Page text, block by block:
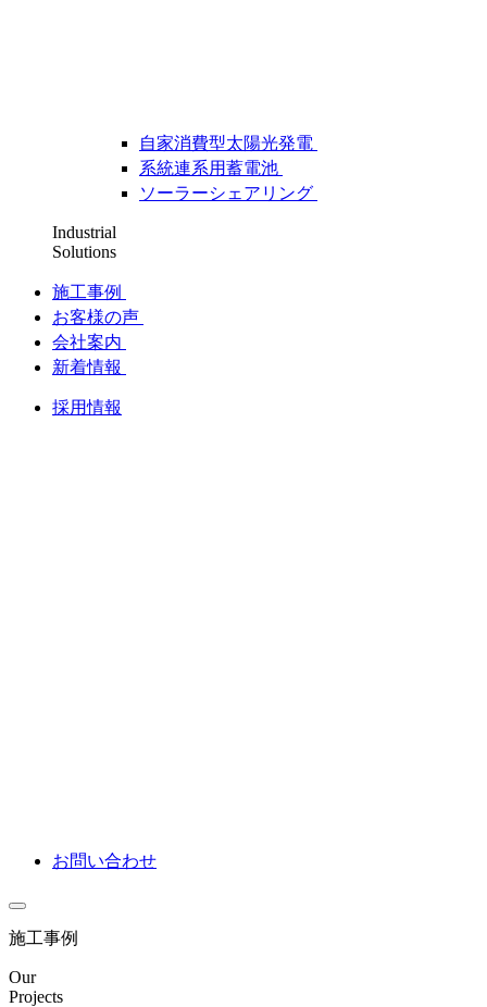
自家消費型太陽光発電
系統連系用蓄電池
ソーラーシェアリング
Industrial
Solutions
施工事例
お客様の声
会社案内
新着情報
採用情報
お問い合わせ
施工事例
Our
Projects